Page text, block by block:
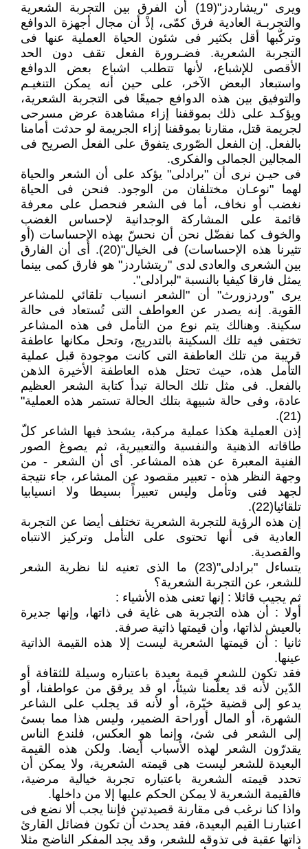
ويرى "ريشاردز"(19) أن الفرق بين التجربة الشعرية
والتجربـة العادية فرق كمّى، إذْ أن مجال أجهزة الدوافع
وتركّبها أقل بكثير فى شئون الحياة العملية عنها فى
التجربة الشعرية. فضـرورة الفعل تقف دون الحد
الأقصى للإشباع، لأنها تتطلب اشباع بعض الدوافع
واستبعاد البعض الآخر، على حين أنه يمكن التنغيـم
والتوفيق بين هذه الدوافع جميعًا فى التجربة الشعرية،
ويؤكـد على ذلك بموقفنا إزاء مشاهدة عرض مسرحى
لجريمة قتل، مقارنا بموقفنا إزاء الجريمة لو حدثت أمامنا
بالفعل. إن الفعل الصّورى يتفوق على الفعل الصريح فى
المجالين الجمالى والفكرى.
فى حيـن نرى أن "برادلى" يؤكد على أن الشعر والحياة
لهما "نوعـان مختلفان من الوجود. فنحن فى الحياة
نغضب أو نخاف، أما فى الشعر فنحصل على معرفة
قائمة على المشاركة الوجدانية لإحساس الغضب
والخوف كما نفضّل نحن أن نحسّ بهذه الإحساسات (أو
تثيرنا هذه الإحساسات) فى الخيال"(20). أى أن الفارق
بين الشعرى والعادى لدى "ريتشاردز" هو فارق كمى بينما
يمثل فارقا كيفيا بالنسبة "لبرادلى".
يرى "وردزورث" أن "الشعر انسياب تلقائي للمشاعر
القوية. إنه يصدر عن العواطف التى تُستعاد فى حالة
سكينة. وهنالك يتم نوع من التأمل فى هذه المشاعر
تختفى فيه تلك السكينة بالتدريج، وتحل مكانها عاطفة
قريبة من تلك العاطفة التى كانت موجودة قبل عملية
التأمل هذه، حيث تحتل هذه العاطفة الأخيرة الذهن
بالفعل. فى مثل تلك الحالة تبدأ كتابة الشعر العظيم
عادة، وفى حالة شبيهة بتلك الحالة تستمر هذه العملية"
(21).
إذن العملية هكذا عملية مركبة، يشحذ فيها الشاعر كلّ
طاقاته الذهنية والنفسية والتعبيرية، ثم يصوغ الصور
الفنية المعبرة عن هذه المشاعر. أى أن الشعر - من
وجهة النظر هذه - تعبير مقصود عن المشاعر، جاء نتيجة
لجهد فنى وتأمل وليس تعبيراً بسيطا ولا انسيابيا
تلقائيا(22).
إن هذه الرؤية للتجربة الشعرية تختلف أيضا عن التجربة
العادية فى أنها تحتوى على التأمل وتركيز الانتباه
والقصدية.
يتساءل "برادلى"(23) ما الذى تعنيه لنا نظرية الشعر
للشعر، عن التجربة الشعرية؟
ثم يجيب قائلا : إنها تعنى هذه الأشياء :
أولا : أن هذه التجربة هى غاية فى ذاتها، وإنها جديرة
بالعيش لذاتها، وأن قيمتها ذاتية صرفة.
ثانيا : أن قيمتها الشعرية ليست إلا هذه القيمة الذاتية
عينها.
فقد تكون للشعر قيمة بعيدة باعتباره وسيلة للثقافة أو
الدّين لأنه قد يعلّمنا شيئاً، او قد يرقق من عواطفنا، أو
يدعو إلى قضية خيّرة، أو لأنه قد يجلب على الشاعر
الشهرة، أو المال أوراحة الضمير، وليس هذا مما بسئ
إلى الشعر فى شئ، وإنما هو العكس، فلندع الناس
يقدرّون الشعر لهذه الأسباب أيضا. ولكن هذه القيمة
البعيدة للشعر ليست هى قيمته الشعرية، ولا يمكن أن
تحدد قيمته الشعرية باعتباره تجربة خيالية مرضية،
فالقيمة الشعرية لا يمكن الحكم عليها إلا من داخلها.
واذا كنا نرغب فى مقارنة قصيدتين فإننا يجب ألا نضع فى
اعتبارنـا القيم البعيدة، فقد يحدث أن تكون فضائل القارئ
ذاتها عقبة فى تذوقه للشعر، وقد يجد المفكر الناضج مثلا